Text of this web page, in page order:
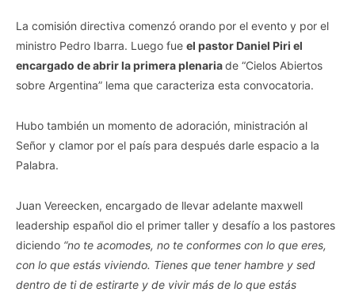
La comisión directiva comenzó orando por el evento y por el
ministro Pedro Ibarra. Luego fue el pastor Daniel Piri el
encargado de abrir la primera plenariade “Cielos Abiertos
sobre Argentina” lema que caracteriza esta convocatoria.
Hubo también un momento de adoración, ministración al
Señor y clamor por el país para después darle espacio a la
Palabra.
Juan Vereecken, encargado de llevar adelante maxwell
leadership español dio el primer taller y desafío a los pastores
diciendo “no te acomodes, no te conformes con lo que eres,
con lo que estás viviendo. Tienes que tener hambre y sed
dentro de ti de estirarte y de vivir más de lo que estás